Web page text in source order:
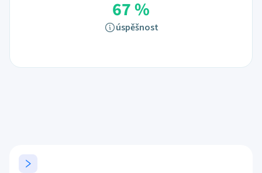
67 %
úspěšnost